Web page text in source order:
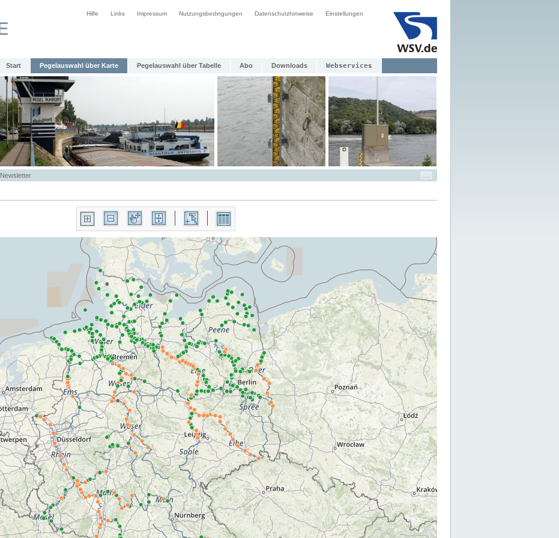
Hilfe Links Impressum Nutzungsbedingungen Datenschutzhinweise Einstellungen
Start Pegelauswahl über Karte Pegelauswahl über Tabelle Abo Downloads Webservices
Newsletter